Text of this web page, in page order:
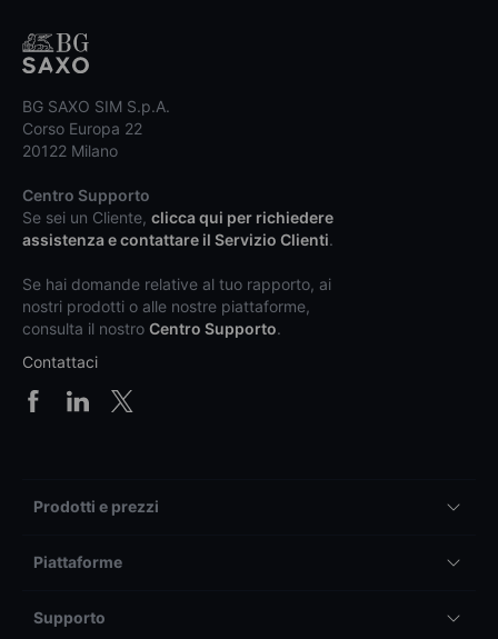
BG SAXO SIM S.p.A.
Corso Europa 22
20122 Milano
Centro Supporto
Se sei un Cliente, clicca qui per richiedere
assistenza e contattare il Servizio Clienti.
Se hai domande relative al tuo rapporto, ai
nostri prodotti o alle nostre piattaforme,
consulta il nostro Centro Supporto.
Contattaci
Prodotti e prezzi
Piattaforme
Supporto